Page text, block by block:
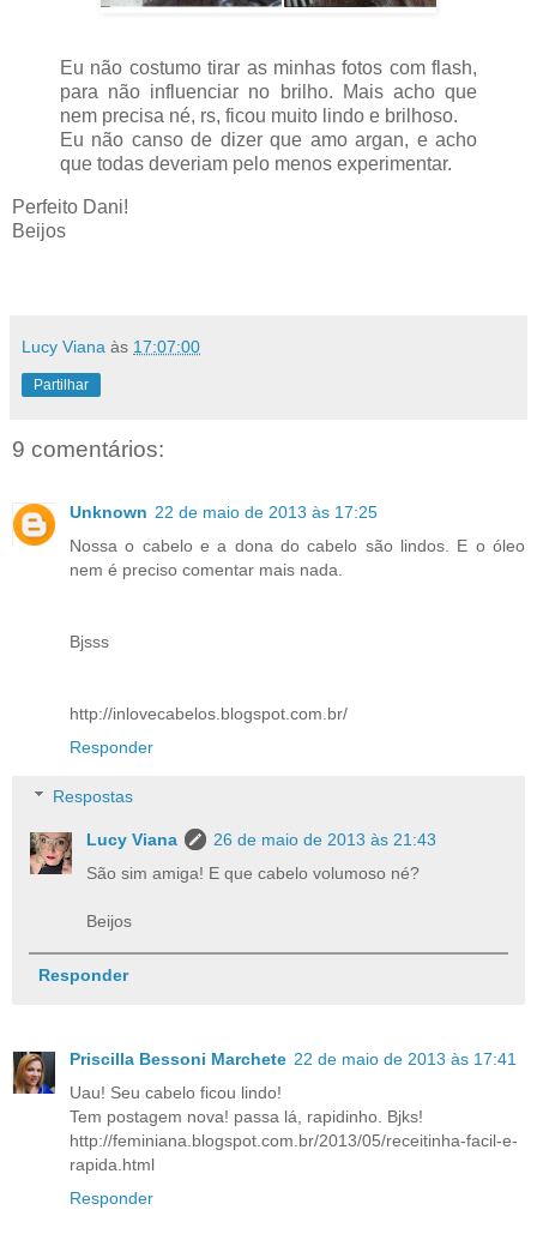
Eu não costumo tirar as minhas fotos com flash,
para não influenciar no brilho. Mais acho que
nem precisa né, rs, ficou muito lindo e brilhoso.
Eu não canso de dizer que amo argan, e acho
que todas deveriam pelo menos experimentar.
Perfeito Dani!
Beijos
Lucy Viana às 17:07:00
Partilhar
9 comentários:
Unknown 22 de maio de 2013 às 17:25
Nossa o cabelo e a dona do cabelo são lindos. E o óleo
nem é preciso comentar mais nada.
Bjsss
http://inlovecabelos.blogspot.com.br/
Responder
Respostas
Lucy Viana
26 de maio de 2013 às 21:43
São sim amiga! E que cabelo volumoso né?
Beijos
Responder
Priscilla Bessoni Marchete 22 de maio de 2013 às 17:41
Uau! Seu cabelo ficou lindo!
Tem postagem nova! passa lá, rapidinho. Bjks!
http://feminiana.blogspot.com.br/2013/05/receitinha-facil-e-
rapida.html
Responder